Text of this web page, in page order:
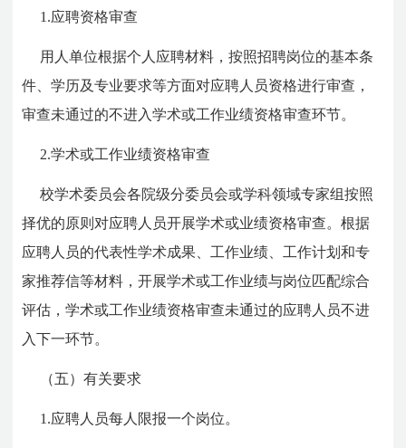
1.应聘资格审查
用人单位根据个人应聘材料，按照招聘岗位的基本条
件、学历及专业要求等方面对应聘人员资格进行审查，
审查未通过的不进入学术或工作业绩资格审查环节。
2.学术或工作业绩资格审查
校学术委员会各院级分委员会或学科领域专家组按照
择优的原则对应聘人员开展学术或业绩资格审查。根据
应聘人员的代表性学术成果、工作业绩、工作计划和专
家推荐信等材料，开展学术或工作业绩与岗位匹配综合
评估，学术或工作业绩资格审查未通过的应聘人员不进
入下一环节。
（五）有关要求
1.应聘人员每人限报一个岗位。